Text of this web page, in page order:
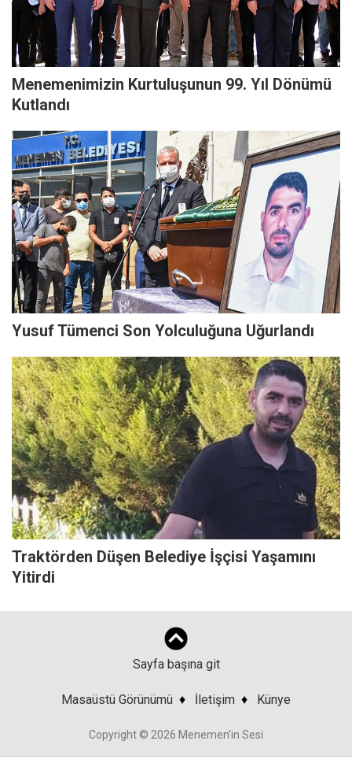
Menemenimizin Kurtuluşunun 99. Yıl Dönümü
Kutlandı
Yusuf Tümenci Son Yolculuğuna Uğurlandı
Traktörden Düşen Belediye İşçisi Yaşamını
Yitirdi
Sayfa başına git
Masaüstü Görünümü ♦ İletişim ♦ Künye
Copyright © 2026 Menemen'in Sesi